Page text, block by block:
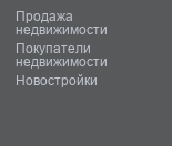
Продажа
недвижимости
Покупатели
недвижимости
Новостройки